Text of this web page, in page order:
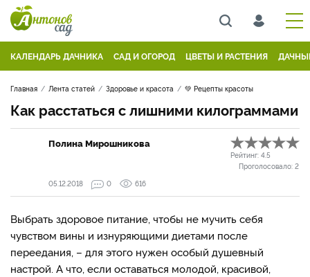
КАЛЕНДАРЬ ДАЧНИКА САД И ОГОРОД ЦВЕТЫ И РАСТЕНИЯ
Главная Лента статей Здоровье и красота 💚 Рецепты красоты
Как расстаться с лишними килограммами
Полина Мирошникова
Рейтинг: 4.5
Проголосовало: 2
05.12.2018
0 616
Выбрать здоровое питание, чтобы не мучить себя
чувством вины и изнуряющими диетами после
переедания, – для этого нужен особый душевный
настрой. А что, если оставаться молодой, красивой,